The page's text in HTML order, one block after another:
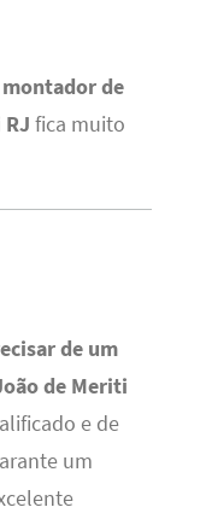
de
fica muito
de um
de Meriti
e de
um